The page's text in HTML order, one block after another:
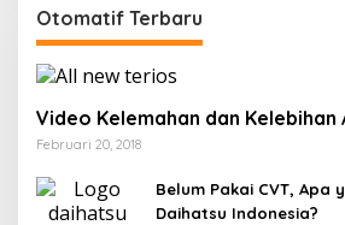
Otomatif Terbaru
Video Kelemahan dan Kelebihan
Februari 20, 2018
Belum Pakai CVT, Apa
Daihatsu Indonesia?